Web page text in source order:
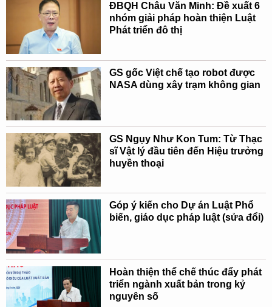
ĐBQH Châu Văn Minh: Đề xuất 6
nhóm giải pháp hoàn thiện Luật
Phát triển đô thị
GS gốc Việt chế tạo robot được
NASA dùng xây trạm không gian
GS Ngụy Như Kon Tum: Từ Thạc
sĩ Vật lý đầu tiên đến Hiệu trưởng
huyền thoại
Góp ý kiến cho Dự án Luật Phổ
biến, giáo dục pháp luật (sửa đổi)
Hoàn thiện thể chế thúc đẩy phát
triển ngành xuất bản trong kỷ
nguyên số